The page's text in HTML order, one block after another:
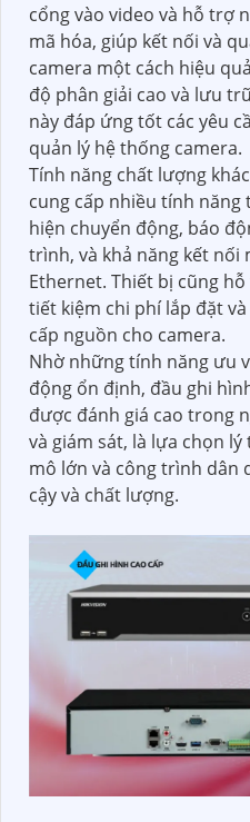
cổng vào video và hỗ trợ
mã hóa, giúp kết nối và
camera một cách hiệu
độ phân giải cao và lưu
này đáp ứng tốt các yêu
quản lý hệ thống camera.
Tính năng chất lượng
cung cấp nhiều tính
hiện chuyển động, báo
trình, và khả năng kết nối
Ethernet. Thiết bị cũng
tiết kiệm chi phí lắp đặt
cấp nguồn cho camera.
Nhờ những tính năng ưu
động ổn định, đầu ghi
được đánh giá cao trong
và giám sát, là lựa chọn
mô lớn và công trình dân
cậy và chất lượng.